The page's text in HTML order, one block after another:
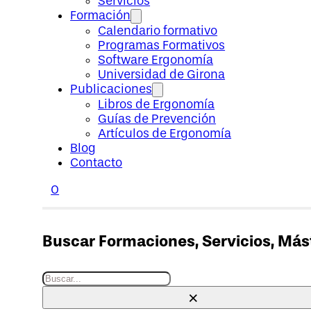
Formación
Calendario formativo
Programas Formativos
Software Ergonomía
Universidad de Girona
Publicaciones
Libros de Ergonomía
Guías de Prevención
Artículos de Ergonomía
Blog
Contacto
0
Buscar Formaciones, Servicios,
Buscar
×